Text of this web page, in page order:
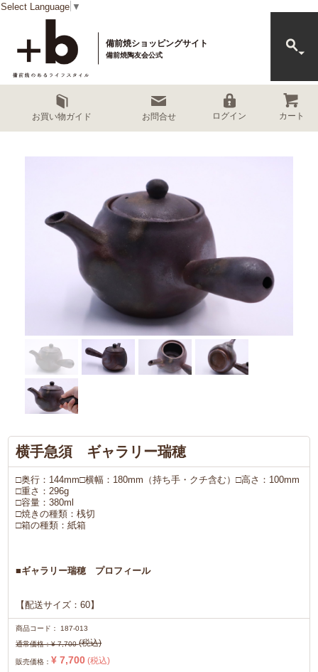
Select Language ▼
備前焼ショッピングサイト
備前焼陶友会公式
お買い物ガイド お問合せ ログイン カート
横手急須 ギャラリー瑞穂
□奥行：144mm□横幅：180mm（持ち手・クチ含む）□高さ：100mm
□重さ：296g
□容量：380ml
□焼きの種類：桟切
□箱の種類：紙箱
■ギャラリー瑞穂 プロフィール
【配送サイズ：60】
商品コード： 187-013
通常価格：¥ 7,700 (税込)
販売価格：¥ 7,700 (税込)